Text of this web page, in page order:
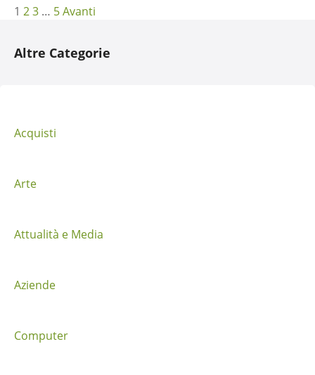
N
a
g
z
o
n
t
1 23 … 5Avanti
Altre Categorie
Acquisti
Arte
Attualità e Media
Aziende
Computer